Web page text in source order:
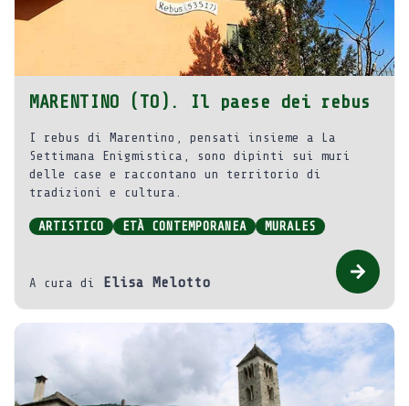
MARENTINO (TO). Il paese dei rebus
I rebus di Marentino, pensati insieme a La
Settimana Enigmistica, sono dipinti sui muri
delle case e raccontano un territorio di
tradizioni e cultura.
ARTISTICO ETÀ CONTEMPORANEA MURALES
A cura di Elisa Melotto